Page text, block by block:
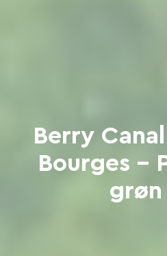
Berry
Bourges -